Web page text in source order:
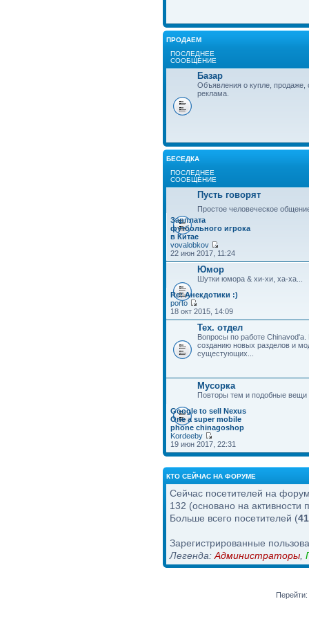
ПРОДАЕМ
ПОСЛЕДНЕЕ
СООБЩЕНИЕ
Базар
Объявления о купле, продаже,
реклама.
БЕСЕДКА
ПОСЛЕДНЕЕ
СООБЩЕНИЕ
Пусть говорят
Простое человеческое
Зарплата
футбольного игрока
в Китае
vovalobkov
22 июн 2017, 11:24
Юмор
Шутки юмора & хи-хи, ха-ха...
Re: Анекдотики :)
porto
18 окт 2015, 14:09
Тех. отдел
Вопросы по работе
созданию новых разделов и
сущестующих...
Мусорка
Повторы тем и подобные вещи
Google to sell Nexus
One a super mobile
phone chinagoshop
Kordeeby
19 июн 2017, 22:31
КТО СЕЙЧАС НА ФОРУМЕ
Сейчас посетителей на
132 (основано на активности
Больше всего посетителей (
Зарегистрированные
Легенда: Администраторы
Перейти: